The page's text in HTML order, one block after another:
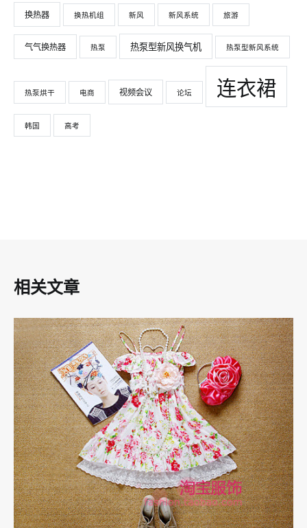
换热器 换热机组 新风 新风系统 旅游
气气换热器 热泵 热泵型新风换气机 热泵型新风系统
热泵烘干 电商 视频会议 论坛 连衣裙
韩国 高考
相关文章